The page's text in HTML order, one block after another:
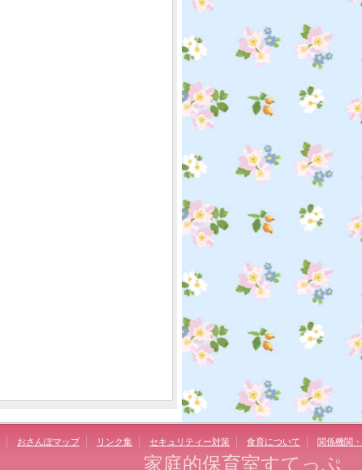
おさんぽマップ リンク集 セキュリティー対策 食育について
関係機関・
家庭的保育室すてっぷ